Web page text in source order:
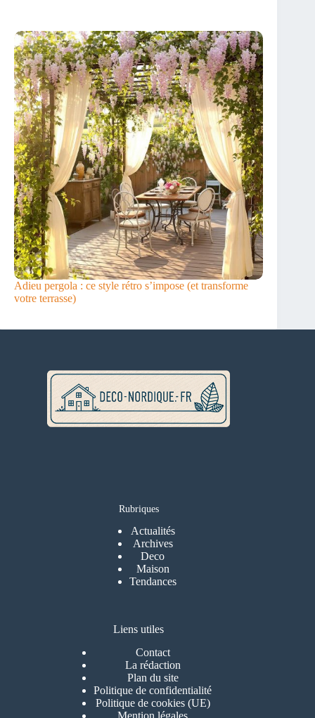
Adieu pergola : ce style rétro s’impose (et transforme
votre terrasse)
Rubriques
Actualités
Archives
Deco
Maison
Tendances
Liens utiles
Contact
La rédaction
Plan du site
Politique de confidentialité
Politique de cookies (UE)